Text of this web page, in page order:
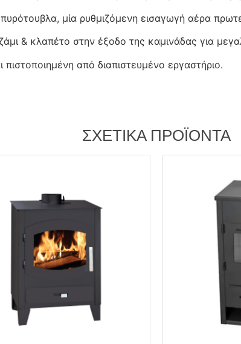
μία ρυθμιζόμενη εισαγωγή αέρα
& κλαπέτο στην έξοδο της καμινάδας για
από διαπιστευμένο εργαστήριο.
ΣΧΕΤΙΚΆ ΠΡΟΪΌΝΤΑ